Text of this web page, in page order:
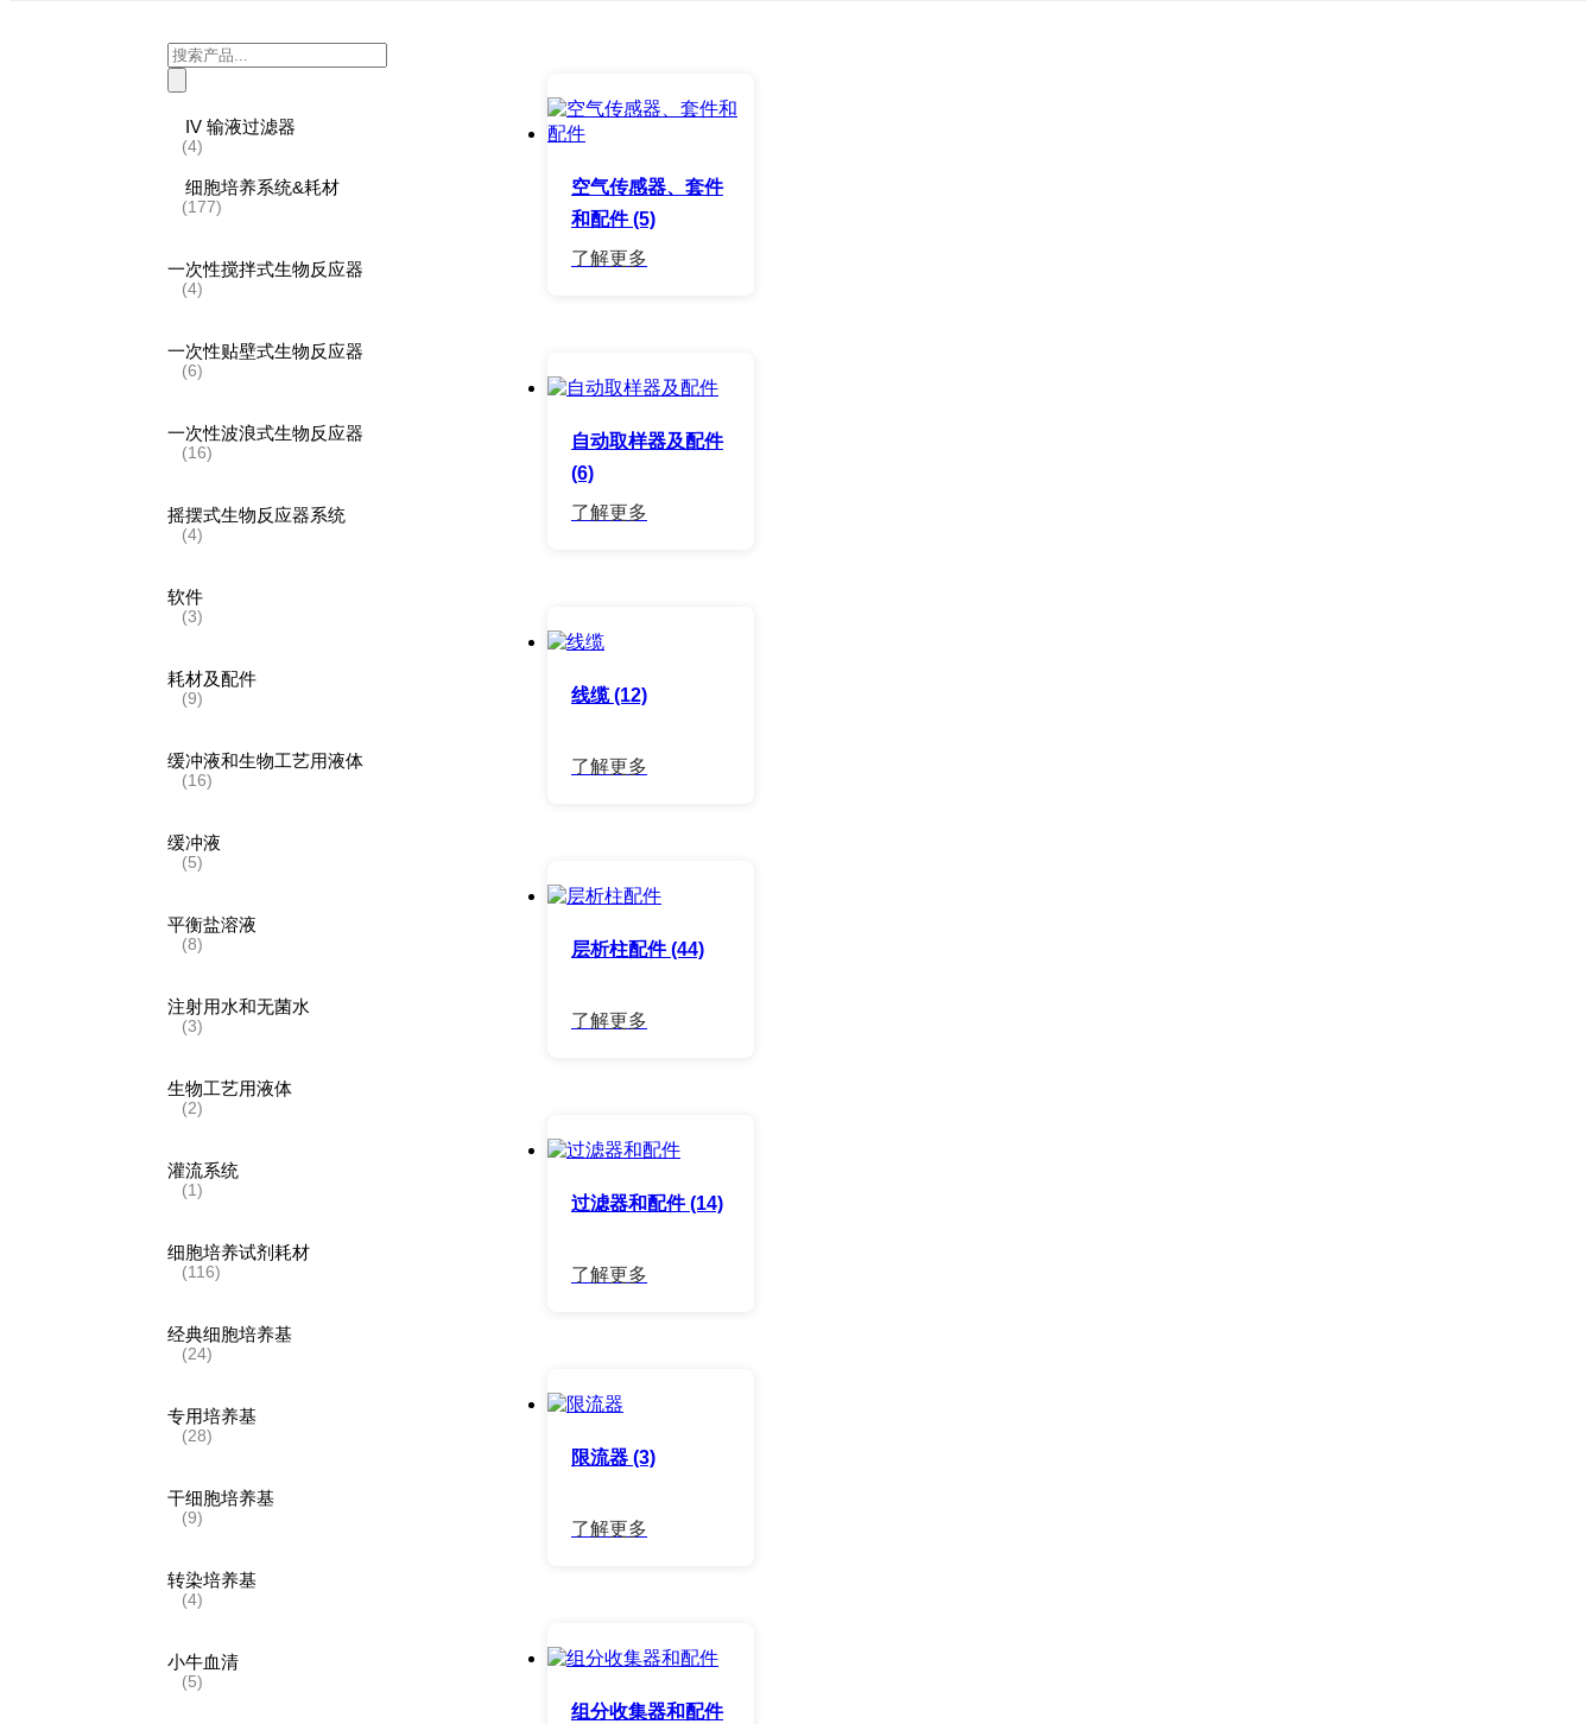
Products
search
IV 输液过滤器
(4)
细胞培养系统&耗材
(177)
一次性搅拌式生物反应器
(4)
一次性贴壁式生物反应器
(6)
一次性波浪式生物反应器
(16)
摇摆式生物反应器系统
(4)
软件
(3)
耗材及配件
(9)
缓冲液和生物工艺用液体
(16)
缓冲液
(5)
平衡盐溶液
(8)
注射用水和无菌水
(3)
生物工艺用液体
(2)
灌流系统
(1)
细胞培养试剂耗材
(116)
经典细胞培养基
(24)
专用培养基
(28)
干细胞培养基
(9)
转染培养基
(4)
小牛血清
(5)
空气传感器、套件
和配件 (5)
自动取样器及配件
(6)
线缆 (12)
层析柱配件 (44)
过滤器和配件 (14)
限流器 (3)
组分收集器和配件